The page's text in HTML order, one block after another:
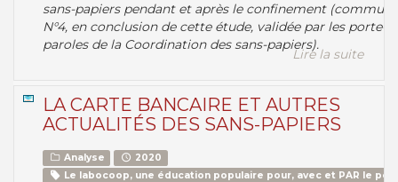
sans-papiers pendant et après le confinement
N°4, en conclusion de cette étude, validée par les porte-
paroles de la Coordination des sans-papiers).
Lire la suite
LA CARTE BANCAIRE ET AUTRES
ACTUALITÉS DES SANS-PAPIERS
Analyse
2020
Le labocoop, une éducation populaire pour, avec et PAR le